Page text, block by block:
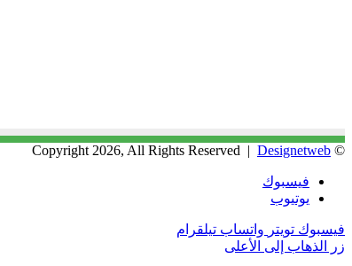
© Copyright 2026, All Rights Reserved |
Designetweb
فيسبوك
يوتيوب
فيسبوك تويتر واتساب تيلقرام
زر الذهاب إلى الأعلى